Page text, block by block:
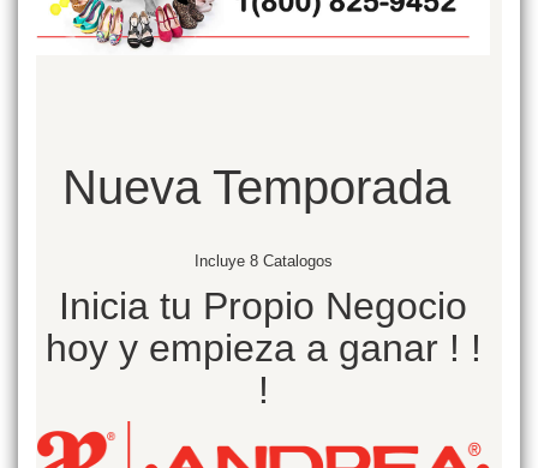
Nueva Temporada
Incluye 8 Catalogos
Inicia tu Propio Negocio
hoy y empieza a ganar ! !
!